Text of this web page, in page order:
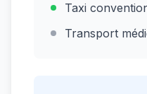
Taxi
Transport